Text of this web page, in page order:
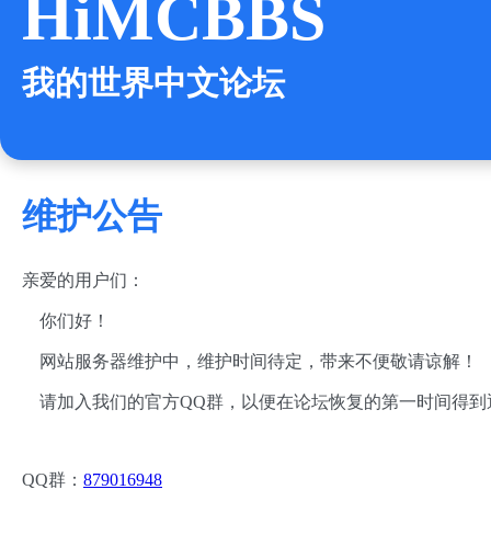
HiMCBBS
我的世界中文论坛
维护公告
亲爱的用户们：
你们好！
网站服务器维护中，维护时间待定，带来不便敬请谅解！
请加入我们的官方QQ群，以便在论坛恢复的第一时间得到
QQ群： 879016948